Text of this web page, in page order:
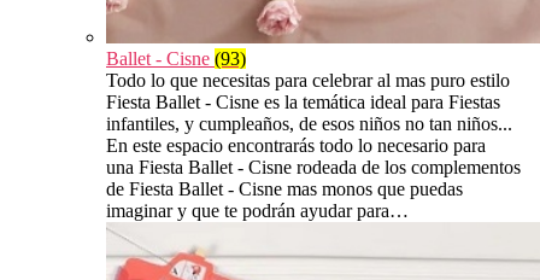
Ballet - Cisne (93)
Todo lo que necesitas para celebrar al mas puro estilo
Fiesta Ballet - Cisne es la temática ideal para Fiestas
infantiles, y cumpleaños, de esos niños no tan niños...
En este espacio encontrarás todo lo necesario para
una Fiesta Ballet - Cisne rodeada de los complementos
de Fiesta Ballet - Cisne mas monos que puedas
imaginar y que te podrán ayudar para…